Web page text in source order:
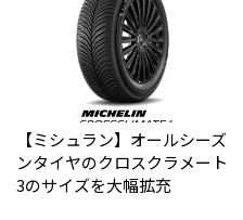
【ミシュラン】オールシーズ
ンタイヤのクロスクラメート
3のサイズを大幅拡充